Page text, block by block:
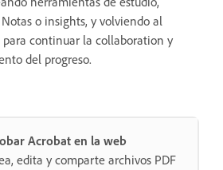
o insights, y volviendo al
para continuar la collaboration y
del progreso.
Acrobat en la web
edita y comparte archivos PDF